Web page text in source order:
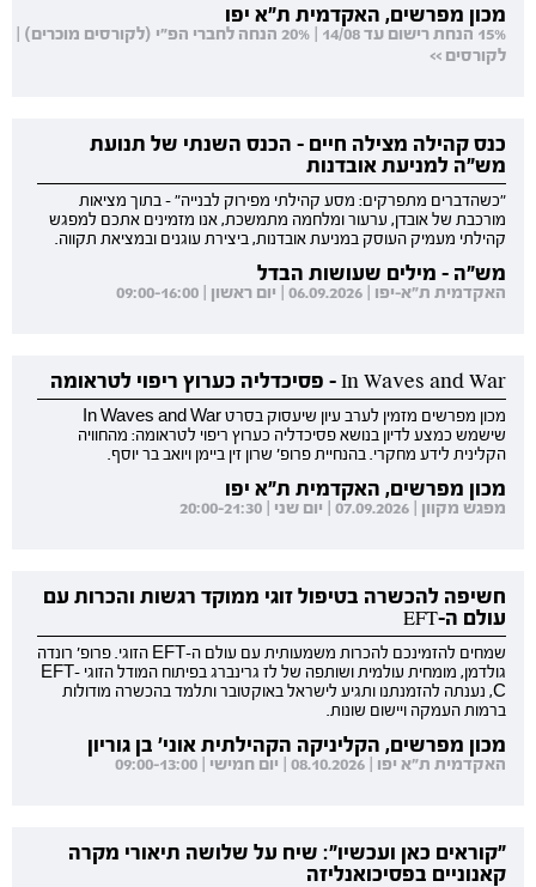
מכון מפרשים, האקדמית ת"א יפו
15% הנחת רישום עד 14/08 | 20% הנחה לחברי הפ"י (לקורסים מוכרים) |
לקורסים >>
כנס קהילה מצילה חיים - הכנס השנתי של תנועת
מש"ה למניעת אובדנות
"כשהדברים מתפרקים: מסע קהילתי מפירוק לבנייה" - בתוך מציאות
מורכבת של אובדן, ערעור ומלחמה מתמשכת, אנו מזמינים אתכם למפגש
קהילתי מעמיק העוסק במניעת אובדנות, ביצירת עוגנים ובמציאת תקווה.
מש"ה - מילים שעושות הבדל
האקדמית ת"א-יפו | 06.09.2026 | יום ראשון | 09:00-16:00
In Waves and War - פסיכדליה כערוץ ריפוי לטראומה
מכון מפרשים מזמין לערב עיון שיעסוק בסרט In Waves and War
שישמש כמצע לדיון בנושא פסיכדליה כערוץ ריפוי לטראומה: מהחוויה
הקלינית לידע מחקרי. בהנחיית פרופ' שרון זין ביימן ויואב בר יוסף.
מכון מפרשים, האקדמית ת"א יפו
מפגש מקוון | 07.09.2026 | יום שני | 20:00-21:30
חשיפה להכשרה בטיפול זוגי ממוקד רגשות והכרות עם
עולם ה-EFT
שמחים להזמינכם להכרות משמעותית עם עולם ה-EFT הזוגי. פרופ' רונדה
גולדמן, מומחית עולמית ושותפה של לז גרינברג בפיתוח המודל הזוגי EFT-
C, נענתה להזמנתנו ותגיע לישראל באוקטובר ותלמד בהכשרה מודולות
ברמות העמקה ויישום שונות.
מכון מפרשים, הקליניקה הקהילתית אוני' בן גוריון
האקדמית ת"א יפו | 08.10.2026 | יום חמישי | 09:00-13:00
"קוראים כאן ועכשיו": שיח על שלושה תיאורי מקרה
קאנוניים בפסיכואנליזה